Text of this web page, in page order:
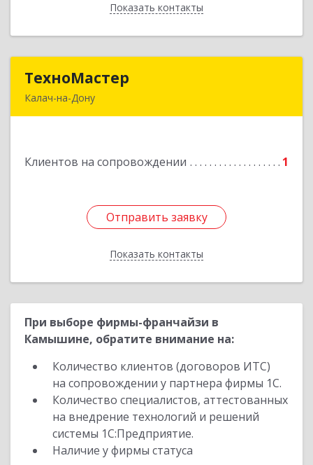
Показать контакты
Назад
ТехноМастер
Калач-на-Дону
Клиентов на сопровождении 1
Отправить заявку
Показать контакты
Подробнее
Отправить заявку
Назад
При выборе фирмы-франчайзи в
Камышине, обратите внимание на:
Количество клиентов (договоров ИТС)
на сопровождении у партнера фирмы 1С.
Количество специалистов, аттестованных
на внедрение технологий и решений
системы 1С:Предприятие.
Наличие у фирмы статуса